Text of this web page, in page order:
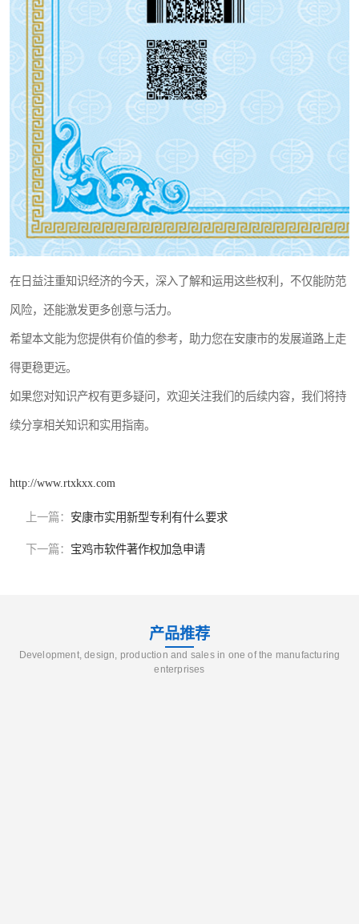
在日益注重知识经济的今天，深入了解和运用这些权利，不仅能防范
风险，还能激发更多创意与活力。
希望本文能为您提供有价值的参考，助力您在安康市的发展道路上走
得更稳更远。
如果您对知识产权有更多疑问，欢迎关注我们的后续内容，我们将持
续分享相关知识和实用指南。
http://www.rtxkxx.com
上一篇： 安康市实用新型专利有什么要求
下一篇： 宝鸡市软件著作权加急申请
产品推荐
Development, design, production and sales in one of the manufacturing
enterprises